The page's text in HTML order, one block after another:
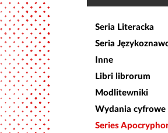
Seria Literacka
Seria
Inne
Libri librorum
Modlitewniki
Wydania cyfrowe
Series